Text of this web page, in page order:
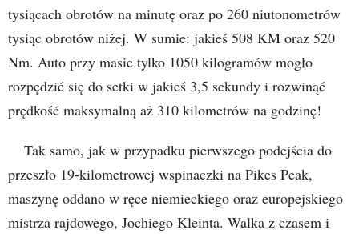
tysiącach obrotów na minutę oraz po 260 niutonometrów
tysiąc obrotów niżej. W sumie: jakieś 508 KM oraz 520
Nm. Auto przy masie tylko 1050 kilogramów mogło
rozpędzić się do setki w jakieś 3,5 sekundy i rozwinąć
prędkość maksymalną aż 310 kilometrów na godzinę!
Tak samo, jak w przypadku pierwszego podejścia do
przeszło 19-kilometrowej wspinaczki na Pikes Peak,
maszynę oddano w ręce niemieckiego oraz europejskiego
mistrza rajdowego, Jochiego Kleinta. Walka z czasem i